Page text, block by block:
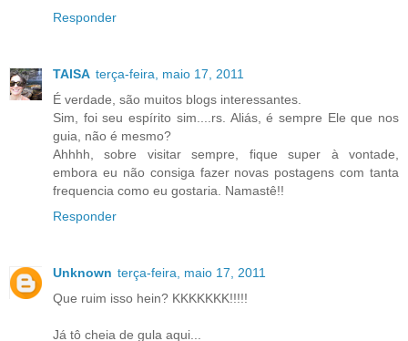
Responder
TAISA terça-feira, maio 17, 2011
É verdade, são muitos blogs interessantes.
Sim, foi seu espírito sim....rs. Aliás, é sempre Ele que nos
guia, não é mesmo?
Ahhhh, sobre visitar sempre, fique super à vontade,
embora eu não consiga fazer novas postagens com tanta
frequencia como eu gostaria. Namastê!!
Responder
Unknown terça-feira, maio 17, 2011
Que ruim isso hein? KKKKKKK!!!!!
Já tô cheia de gula aqui...